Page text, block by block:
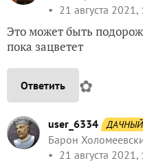
21 августа 2021,
Это может быть
пока зацветет
Ответить ✿
user_6334 ДАЧНЫЙ
Барон
21 августа 2021,